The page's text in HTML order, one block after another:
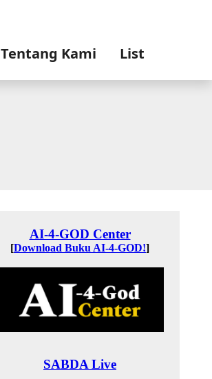
Tentang Kami List